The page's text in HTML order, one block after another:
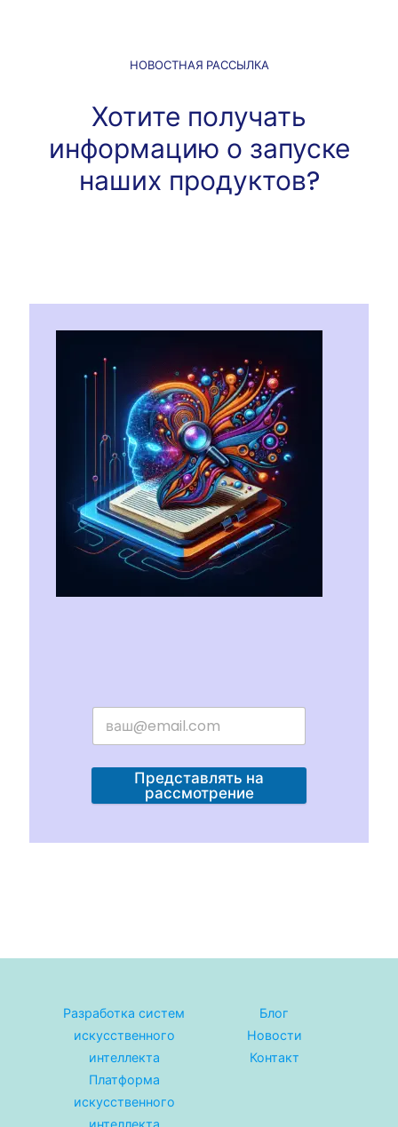
НОВОСТНАЯ РАССЫЛКА
Хотите получать
информацию о запуске
наших продуктов?
Представлять на
рассмотрение
Разработка систем
искусственного
интеллекта
Платформа
искусственного
Блог
Новости
Контакт